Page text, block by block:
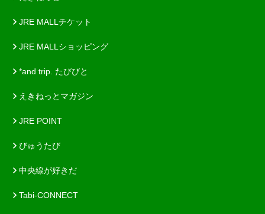
JRE MALLチケット
JRE MALLショッピング
*and trip. たびびと
えきねっとマガジン
JRE POINT
びゅうたび
中央線が好きだ
Tabi-CONNECT